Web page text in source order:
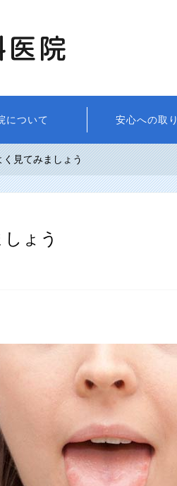
について 安心への取
く見てみましょう
ょう